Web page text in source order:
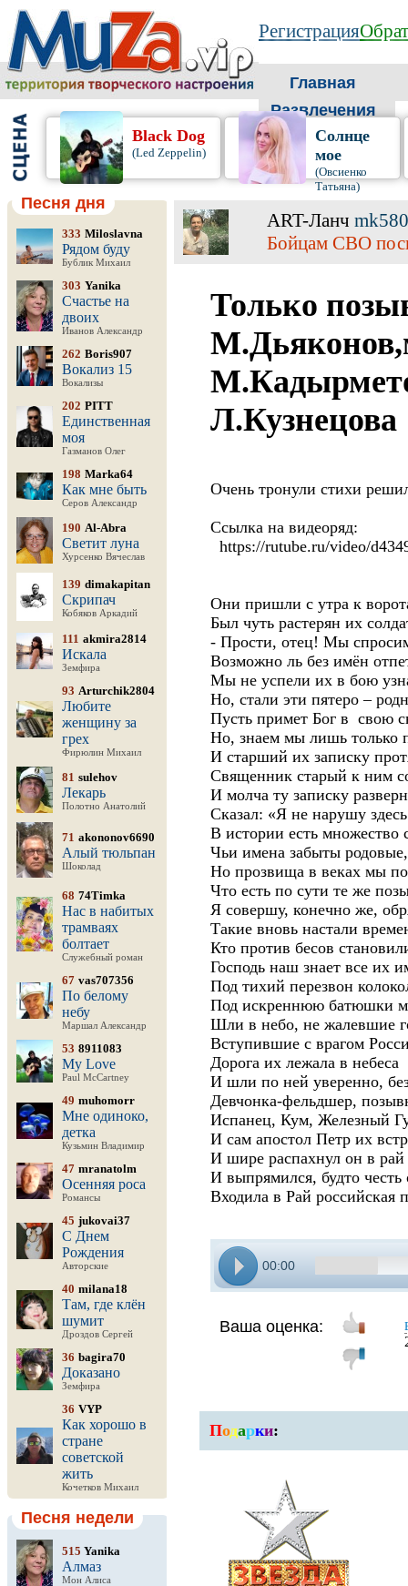
Регистрация
Главная
Развлечения
Black Dog
(Led Zeppelin)
Солнце
мое
(Овсиенко
Татьяна)
Песня дня
333 Miloslavna
Рядом буду
Бублик Михаил
303 Yanika
Счастье на
двоих
Иванов Александр
262 Boris907
Вокализ 15
Вокализы
202 PITT
Единственная
моя
Газманов Олег
198 Marka64
Как мне быть
Серов Александр
190 Al-Abra
Светит луна
Хурсенко Вячеслав
139 dimakapitan
Скрипач
Кобяков Аркадий
111 akmira2814
Искала
Земфира
93 Arturchik2804
Любите
женщину за
грех
Фирюлин Михаил
81 sulehov
Лекарь
Полотно Анатолий
71 akononov6690
Алый тюльпан
Шоколад
68 74Timka
Нас в набитых
трамваях
болтает
Служебный роман
67 vas707356
По белому
небу
Маршал Александр
53 8911083
My Love
Paul McCartney
49 muhomorr
Мне одиноко,
детка
Кузьмин Владимир
47 mranatolm
Осенняя роса
Романсы
45 jukovai37
С Днем
Рождения
Авторские
40 milana18
Там, где клён
шумит
Дроздов Сергей
36 bagira70
Доказано
Земфира
36 VYP
Как хорошо в
стране
советской
жить
Кочетков Михаил
Песня недели
515 Yanika
Алмаз
Мон Алиса
ART-Ланч
Бойцам СВО
Только
Л.Кузнецова
Очень тронули стихи
Ссылка на видеоряд:
https://rutube.ru/video/
Они пришли с утра к
Был чуть растерян их
- Прости, отец! Мы
Возможно ль без имён
Мы не успели их в бою
Но, стали эти пятеро –
Пусть примет Бог в свою
Но, знаем мы лишь только
И старший их записку
Священник старый к ним
И молча ту записку
Сказал: «Я не нарушу
В истории есть множество
Чьи имена забыты родовые,
Но прозвища в веках мы
Что есть по сути те же
Я совершу, конечно же,
Такие вновь настали
Кто против бесов
Господь наш знает все их
Под тихий перезвон
Под искреннюю батюшки
Шли в небо, не жалевшие
Вступившие с врагом
Дорога их лежала в небеса
И шли по ней уверенно,
Девчонка-фельдшер,
Испанец, Кум, Железный
И сам апостол Петр их
И шире распахнул он в рай
И выпрямился, будто честь
Входила в Рай российская
00:00
Ваша оценка:
Подарки: